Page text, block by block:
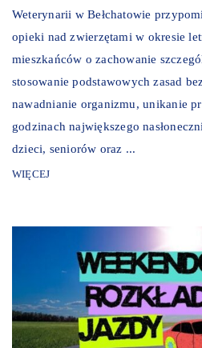
Weterynarii w Bełchatowie
opieki nad zwierzętami w okresie
mieszkańców o zachowanie
stosowanie podstawowych zasad
nawadnianie organizmu, unikanie
godzinach największego
dzieci, seniorów oraz ...
WIĘCEJ